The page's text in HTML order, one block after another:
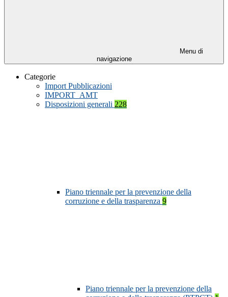
Menu di
navigazione
Categorie
Import Pubblicazioni
IMPORT_AMT
Disposizioni generali 228
Piano triennale per la prevenzione della
corruzione e della trasparenza 9
Piano triennale per la prevenzione della